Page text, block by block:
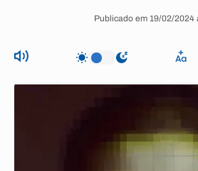
Publicado em 19/02/2024